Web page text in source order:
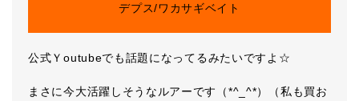
デプス/ワカサギベイト
公式Ｙoutubeでも話題になってるみたいですよ☆
まさに今大活躍しそうなルアーです（*^_^*）（私も買お